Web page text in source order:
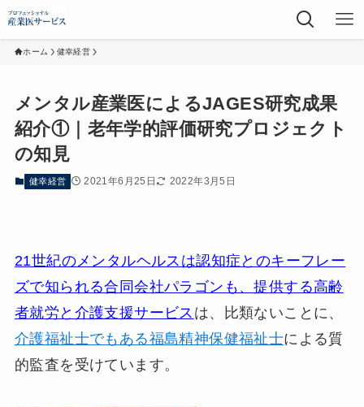
ホーム 健幸経営
メンタル産業医によるJAGES研究成果
紹介①｜老年学的評価研究プロジェクト
の知見
健幸経営 2021年6月25日 2022年3月5日
21世紀のメンタルヘルスは認知症とのキーフレー
ズで知られる合同会社パラゴンも、提供する高齢
者就労と介護支援サービス は、比類ないことに、
介護福祉士でもある福島精神保健福祉士による質
的監査を受けています。